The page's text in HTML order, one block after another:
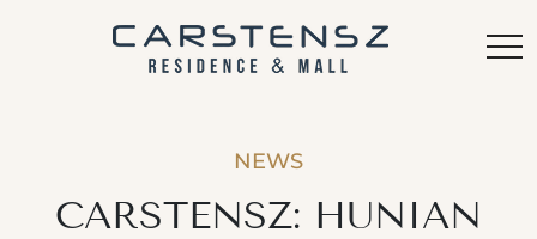
NEWS
CARSTENSZ: HUNIAN